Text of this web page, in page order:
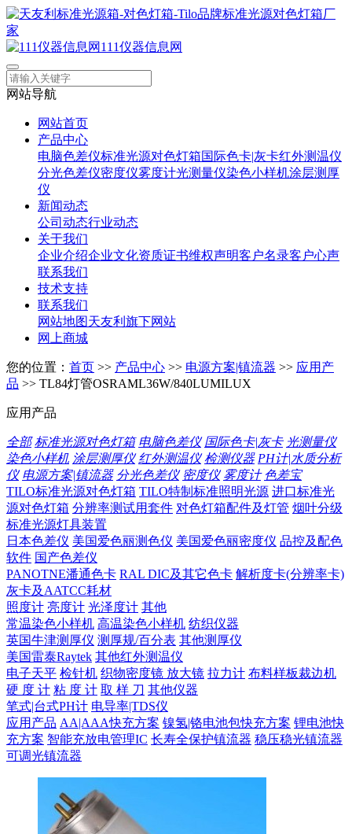
111仪器信息网
网站导航
网站首页
产品中心
电脑色差仪标准光源对色灯箱国际色卡|灰卡红外测温仪
分光色差仪密度仪雾度计光测量仪染色小样机涂层测厚
仪
新闻动态
公司动态行业动态
关于我们
企业介绍企业文化资质证书维权声明客户名录客户心声
联系我们
技术支持
联系我们
网站地图天友利旗下网站
网上商城
您的位置： 首页 >> 产品中心 >> 电源方案|镇流器 >> 应用产
品 >> TL84灯管OSRAML36W/840LUMILUX
应用产品
全部 标准光源对色灯箱 电脑色差仪 国际色卡|灰卡 光测量仪
染色小样机 涂层测厚仪 红外测温仪 检测仪器 PH计|水质分析
仪 电源方案|镇流器 分光色差仪 密度仪 雾度计 色差宝
TILO标准光源对色灯箱 TILO特制标准照明光源 进口标准光
源对色灯箱 分辨率测试用套件 对色灯箱配件及灯管 烟叶分级
标准光源灯具装置
日本色差仪 美国爱色丽测色仪 美国爱色丽密度仪 品控及配色
软件 国产色差仪
PANOTNE潘通色卡 RAL DIC及其它色卡 解析度卡(分辨率卡)
灰卡及AATCC耗材
照度计 亮度计 光泽度计 其他
常温染色小样机 高温染色小样机 纺织仪器
英国牛津测厚仪 测厚规/百分表 其他测厚仪
美国雷泰Raytek 其他红外测温仪
电子天平 检针机 织物密度镜 放大镜 拉力计 布料样板裁边机
硬 度 计 粘 度 计 取 样 刀 其他仪器
笔式|台式PH计 电导率|TDS仪
应用产品 AA|AAA快充方案 镍氢|铬电池包快充方案 锂电池快
充方案 智能充放电管理IC 长寿全保护镇流器 稳压稳光镇流器
可调光镇流器